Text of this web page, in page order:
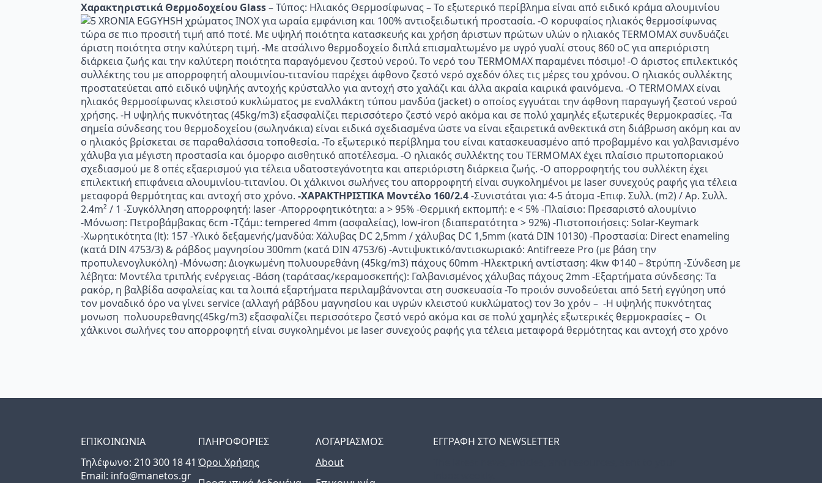
Χαρακτηριστικά Θερμοδοχείου Glass– Τύπος: Ηλιακός Θερμοσίφωνας – Το εξωτερικό περίβλημα είναι από ειδικό κράμα αλουμινίου
χρώματος ΙΝΟΧ για ωραία εμφάνιση και 100% αντιοξειδωτική προστασία. -Ο κορυφαίος ηλιακός θερμοσίφωνας
τώρα σε πιο προσιτή τιμή από ποτέ. Με υψηλή ποιότητα κατασκευής και χρήση άριστων πρώτων υλών ο ηλιακός TERMOMAX συνδυάζει
άριστη ποιότητα στην καλύτερη τιμή. -Με ατσάλινο θερμοδοχείο διπλά επισμαλτωμένο με υγρό γυαλί στους 860 oC για απεριόριστη
διάρκεια ζωής και την καλύτερη ποιότητα παραγόμενου ζεστού νερού. Το νερό του TERMOMAX παραμένει πόσιμο! -Ο άριστος επιλεκτικός
συλλέκτης του με απορροφητή αλουμινίου-τιτανίου παρέχει άφθονο ζεστό νερό σχεδόν όλες τις μέρες του χρόνου. Ο ηλιακός συλλέκτης
προστατεύεται από ειδικό υψηλής αντοχής κρύσταλλο για αντοχή στο χαλάζι και άλλα ακραία καιρικά φαινόμενα. -Ο TERMOMAX είναι
ηλιακός θερμοσίφωνας κλειστού κυκλώματος με εναλλάκτη τύπου μανδύα (jacket) ο οποίος εγγυάται την άφθονη παραγωγή ζεστού νερού
χρήσης. -Η υψηλής πυκνότητας (45kg/m3) εξασφαλίζει περισσότερο ζεστό νερό ακόμα και σε πολύ χαμηλές εξωτερικές θερμοκρασίες. -Τα
σημεία σύνδεσης του θερμοδοχείου (σωληνάκια) είναι ειδικά σχεδιασμένα ώστε να είναι εξαιρετικά ανθεκτικά στη διάβρωση ακόμη και αν
ο ηλιακός βρίσκεται σε παραθαλάσσια τοποθεσία. -Το εξωτερικό περίβλημα του είναι κατασκευασμένο από προβαμμένο και γαλβανισμένο
χάλυβα για μέγιστη προστασία και όμορφο αισθητικό αποτέλεσμα. -Ο ηλιακός συλλέκτης του TERMOMAX έχει πλαίσιο πρωτοποριακού
σχεδιασμού με 8 οπές εξαερισμού για τέλεια υδατοστεγάνοτητα και απεριόριστη διάρκεια ζωής. -Ο απορροφητής του συλλέκτη έχει
επιλεκτική επιφάνεια αλουμινίου-τιτανίου. Οι χάλκινοι σωλήνες του απορροφητή είναι συγκολημένοι με laser συνεχούς ραφής για τέλεια
μεταφορά θερμότητας και αντοχή στο χρόνο. -ΧΑΡΑΚΤΗΡΙΣΤΙΚΑ Μοντέλο 160/2.4-Συνιστάται για: 4-5 άτομα -Επιφ. Συλλ. (m2) / Αρ. Συλλ.
2.4m² / 1 -Συγκόλληση απορροφητή: laser -Απορροφητικότητα: a > 95% -Θερμική εκπομπή: e < 5% -Πλαίσιο: Πρεσαριστό αλουμίνιο
-Μόνωση: Πετροβάμβακας 6cm -Τζάμι: tempered 4mm (ασφαλείας), low-iron (διαπερατότητα > 92%) -Πιστοποιήσεις: Solar-Keymark
-Χωρητικότητα (lt): 157 -Υλικό δεξαμενής/μανδύα: Χάλυβας DC 2,5mm / χάλυβας DC 1,5mm (κατά DIN 10130) -Προστασία: Direct enameling
(κατά DIN 4753/3) & ράβδος μαγνησίου 300mm (κατά DIN 4753/6) -Αντιψυκτικό/αντισκωριακό: Antifreeze Pro (με βάση την
προπυλενογλυκόλη) -Μόνωση: Διογκωμένη πολυουρεθάνη (45kg/m3) πάχους 60mm -Ηλεκτρική αντίσταση: 4kw Φ140 – 8τρύπη -Σύνδεση με
λέβητα: Μοντέλα τριπλής ενέργειας -Βάση (ταράτσας/κεραμοσκεπής): Γαλβανισμένος χάλυβας πάχους 2mm -Εξαρτήματα σύνδεσης: Τα
ρακόρ, η βαλβίδα ασφαλείας και τα λοιπά εξαρτήματα περιλαμβάνονται στη συσκευασία -Το προιόν συνοδεύεται από 5ετή εγγύηση υπό
τον μοναδικό όρο να γίνει service (αλλαγή ράβδου μαγνησίου και υγρών κλειστού κυκλώματος) τον 3ο χρόν – -Η υψηλής πυκνότητας
μονωση πολυουρεθανης(45kg/m3) εξασφαλίζει περισσότερο ζεστό νερό ακόμα και σε πολύ χαμηλές εξωτερικές θερμοκρασίες – Οι
χάλκινοι σωλήνες του απορροφητή είναι συγκολημένοι με laser συνεχούς ραφής για τέλεια μεταφορά θερμότητας και αντοχή στο χρόνο
ΕΠΙΚΟΙΝΩΝΙΑ
Τηλέφωνo: 210 300 18 41
Email: info@manetos.gr
ΠΛΗΡΟΦΟΡΙΕΣ
Όροι Χρήσης
ΛΟΓΑΡΙΑΣΜΟΣ
About
ΕΓΓΡΑΦΗ ΣΤΟ NEWSLETTER